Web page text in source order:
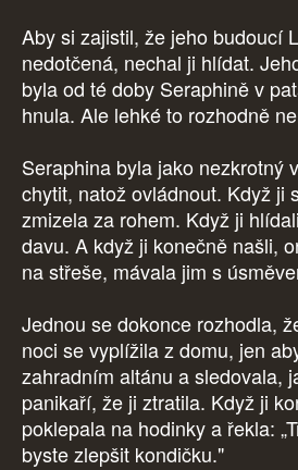
Aby si zajistil, že jeho budoucí
nedotčená, nechal ji hlídat.
byla od té doby Seraphině v
hnula. Ale lehké to rozhodně
Seraphina byla jako nezkrotný
chytit, natož ovládnout. Když ji
zmizela za rohem. Když ji
davu. A když ji konečně našli,
na střeše, mávala jim s
Jednou se dokonce rozhodla,
noci se vyplížila z domu, jen
zahradním altánu a sledovala,
panikaří, že ji ztratila. Když ji
poklepala na hodinky a řekla:
byste zlepšit kondičku."